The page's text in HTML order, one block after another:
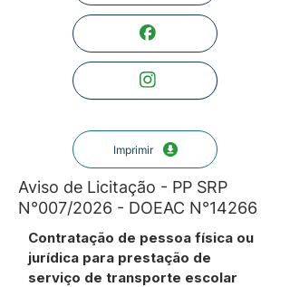
Imprimir
Aviso de Licitação - PP SRP
N°007/2026 - DOEAC N°14266
Contratação de pessoa física ou
jurídica para prestação de
serviço de transporte escolar